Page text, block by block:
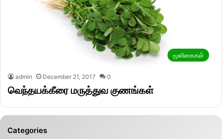
மூலிகைகள்
admin December 21, 2017 0
வெந்தயக்கீரை மருத்துவ குணங்கள்
Categories